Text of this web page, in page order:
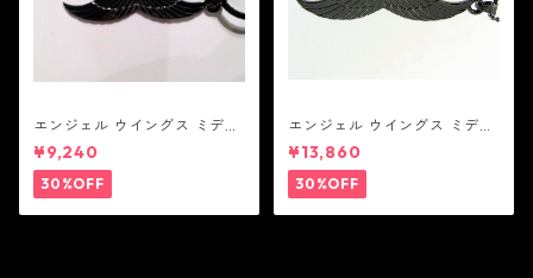
エンジェル ウイングス ミディ
アム ペンダント ブラック コー
ティング（サテンコード付
属）
¥9,240
30%OFF
エンジェル ウイングス ミディ
アム ペンダント ブラック
¥13,860
30%OFF